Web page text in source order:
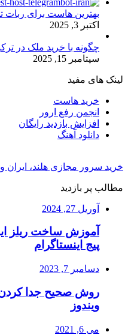
بهترین هاست برای ربات
اکتبر 3, 2025
چگونه با خرید ملک در
سپتامبر 15, 2025
لینک های مفید
خرید هاست
انجمن رفع ارور
افزایش بازدید رایگان
دانلود آهنگ
خرید سرور مجازی هلند، ایران و
مطالب پر بازدید
آوریل 27, 2024
آموزش ساخت ریلز
پیج اینستاگرام
دسامبر 7, 2023
روش صحیح جدا کردن
ویندوز
می 6, 2021